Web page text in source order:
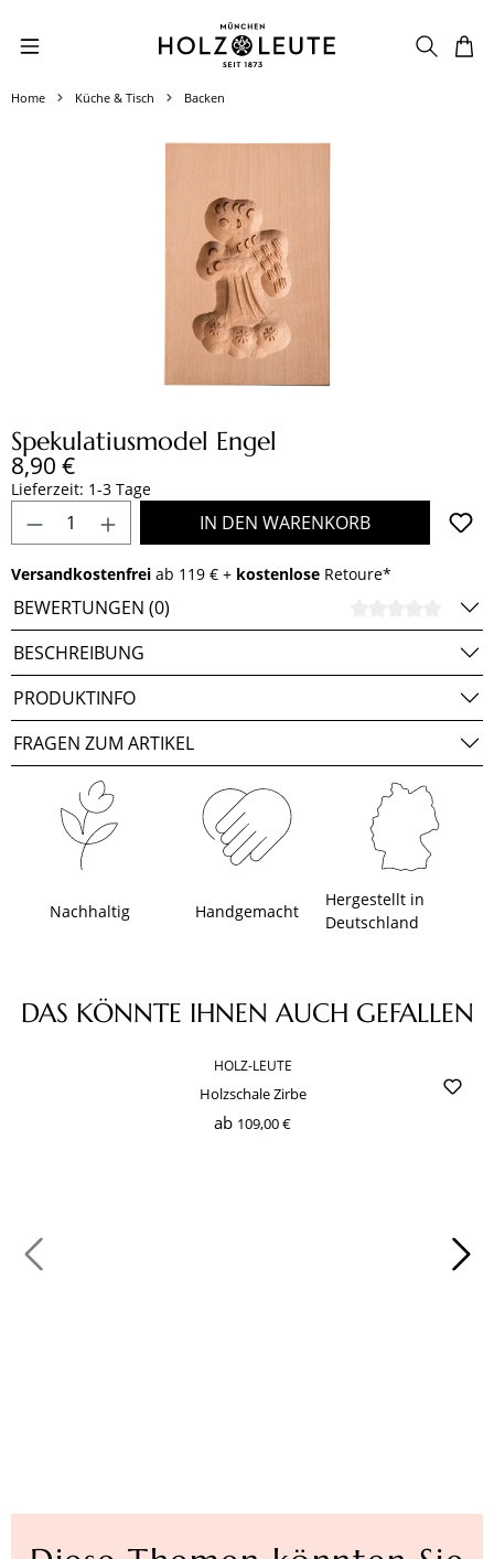
Zum Hauptinhalt springen
Home Küche & Tisch Backen
Spekulatiusmodel Engel
Regulärer Preis:
8,90 €
Lieferzeit: 1-3 Tage
Produkt Anzahl: Gib den gewünschten
IN DEN WARENKORB
Versandkostenfrei ab 119 € + kostenlose Retoure*
BEWERTUNGEN (0)
BESCHREIBUNG
PRODUKTINFO
FRAGEN ZUM ARTIKEL
Nachhaltig Handgemacht
Hergestellt in
Deutschland
Produktgalerie überspringen
DAS KÖNNTE IHNEN AUCH GEFALLEN
HOLZ-LEUTE
Holzschale Zirbe
ab 109,00 €